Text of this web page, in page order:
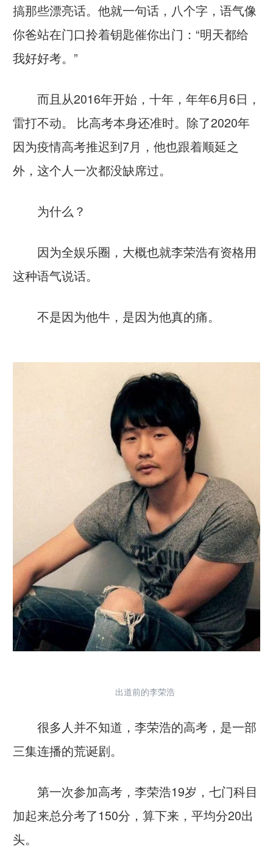
搞那些漂亮话。他就一句话，八个字，语气像
你爸站在门口拎着钥匙催你出门：“明天都给
我好好考。”
而且从2016年开始，十年，年年6月6日，
雷打不动。 比高考本身还准时。除了2020年
因为疫情高考推迟到7月，他也跟着顺延之
外，这个人一次都没缺席过。
为什么？
因为全娱乐圈，大概也就李荣浩有资格用
这种语气说话。
不是因为他牛，是因为他真的痛。
出道前的李荣浩
很多人并不知道，李荣浩的高考，是一部
三集连播的荒诞剧。
第一次参加高考，李荣浩19岁，七门科目
加起来总分考了150分，算下来，平均分20出
头。